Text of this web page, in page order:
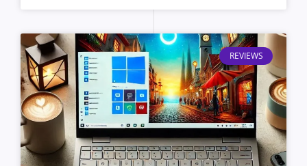
REVIEWS